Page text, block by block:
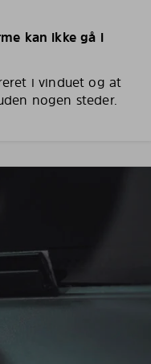
kan ikke gå i
i vinduet og at
nogen steder.